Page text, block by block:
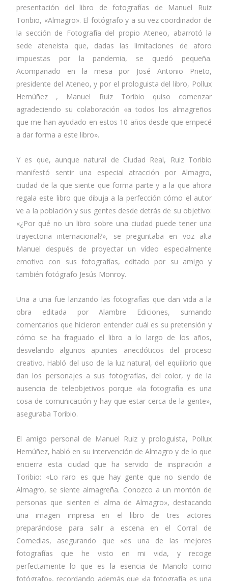
presentación del libro de fotografías de Manuel Ruiz
Toribio, «Almagro». El fotógrafo y a su vez coordinador de
la sección de Fotografía del propio Ateneo, abarrotó la
sede ateneista que, dadas las limitaciones de aforo
impuestas por la pandemia, se quedó pequeña.
Acompañado en la mesa por José Antonio Prieto,
presidente del Ateneo, y por el prologuista del libro, Pollux
Hernúñez , Manuel Ruiz Toribio quiso comenzar
agradeciendo su colaboración «a todos los almagreños
que me han ayudado en estos 10 años desde que empecé
a dar forma a este libro».
Y es que, aunque natural de Ciudad Real, Ruiz Toribio
manifestó sentir una especial atracción por Almagro,
ciudad de la que siente que forma parte y a la que ahora
regala este libro que dibuja a la perfección cómo el autor
ve a la población y sus gentes desde detrás de su objetivo:
«¿Por qué no un libro sobre una ciudad puede tener una
trayectoria internacional?», se preguntaba en voz alta
Manuel después de proyectar un vídeo especialmente
emotivo con sus fotografías, editado por su amigo y
también fotógrafo Jesús Monroy.
Una a una fue lanzando las fotografías que dan vida a la
obra editada por Alambre Ediciones, sumando
comentarios que hicieron entender cuál es su pretensión y
cómo se ha fraguado el libro a lo largo de los años,
desvelando algunos apuntes anecdóticos del proceso
creativo. Habló del uso de la luz natural, del equilibrio que
dan los personajes a sus fotografías, del color, y de la
ausencia de teleobjetivos porque «la fotografía es una
cosa de comunicación y hay que estar cerca de la gente»,
aseguraba Toribio.
El amigo personal de Manuel Ruiz y prologuista, Pollux
Hernúñez, habló en su intervención de Almagro y de lo que
encierra esta ciudad que ha servido de inspiración a
Toribio: «Lo raro es que hay gente que no siendo de
Almagro, se siente almagreña. Conozco a un montón de
personas que sienten el alma de Almagro», destacando
una imagen impresa en el libro de tres actores
preparándose para salir a escena en el Corral de
Comedias, asegurando que «es una de las mejores
fotografías que he visto en mi vida, y recoge
perfectamente lo que es la esencia de Manolo como
fotógrafo», recordando además que «la fotografía es una